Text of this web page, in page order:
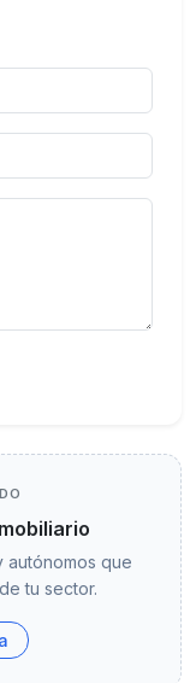
autónomos que
tu sector.